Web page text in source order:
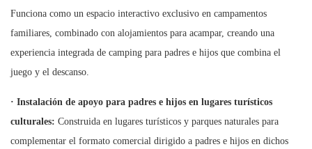
Funciona como un espacio interactivo exclusivo en campamentos
familiares, combinado con alojamientos para acampar, creando una
experiencia integrada de camping para padres e hijos que combina el
juego y el descanso.
· Instalación de apoyo para padres e hijos en lugares turísticos
culturales: Construida en lugares turísticos y parques naturales para
complementar el formato comercial dirigido a padres e hijos en dichos